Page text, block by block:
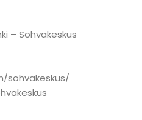
– Sohvakeskus
sohvakeskus/